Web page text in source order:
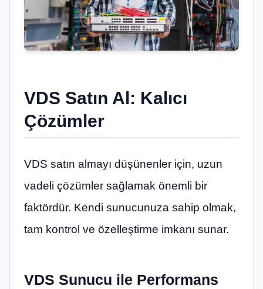
VDS Satın Al: Kalıcı
Çözümler
VDS satın almayı düşünenler için, uzun
vadeli çözümler sağlamak önemli bir
faktördür. Kendi sunucunuza sahip olmak,
tam kontrol ve özelleştirme imkanı sunar.
VDS Sunucu ile Performans